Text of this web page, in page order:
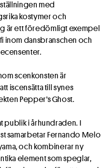
med
kostymer och
är ett föredömligt exempel
inom dansbranschen och
scenkonsten är
iscensätta till synes
Pepper’s Ghost.
publik i århundraden. I
samarbetar Fernando Melo
och kombinerar ny
element som speglar,